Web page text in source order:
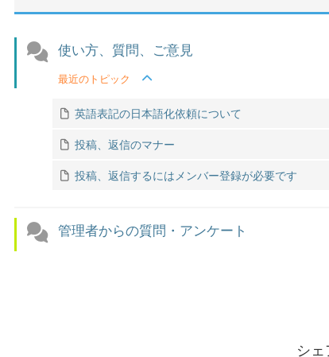
使い方、質問、ご意見
最近のトピック
英語表記の日本語化依頼について
投稿、返信のマナー
投稿、返信するにはメンバー登録が必要です
管理者からの質問・アンケート
シェ